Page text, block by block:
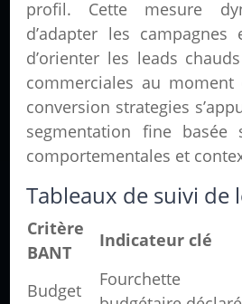
profil. Cette mesure
d’adapter les
d’orienter les leads
commerciales au
conversion strategies
segmentation fine basée
comportementales et
Tableaux de suivi de
Critère
BANT
Indicateur clé
Budget
Fourchette